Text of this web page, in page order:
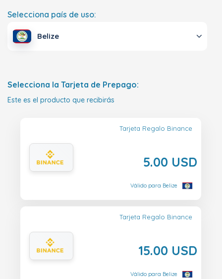
Selecciona país de uso:
Belize
Selecciona la Tarjeta de Prepago:
Este es el producto que recibirás
Tarjeta Regalo Binance
5.00 USD
Válido para Belize
Tarjeta Regalo Binance
15.00 USD
Válido para Belize